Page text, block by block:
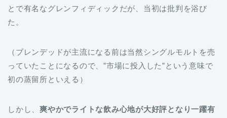
とで有名なグレンフィディックだが、当初は批判を浴び
た。
（ブレンデッドが主流になる前は当然シングルモルトを売
っていたことになるので、”市場に投入した”という意味で
初の蒸留所といえる）
しかし、爽やかでライトな飲み心地が大好評となり一躍有